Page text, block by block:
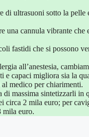
ultrasuoni sotto la
una cannula vibrante
fastidi che si possono
all’anestesia,
capaci migliora sia la
medico per chiarimenti.
massima sintetizzarli in
circa 2 mila euro; per
mila euro.